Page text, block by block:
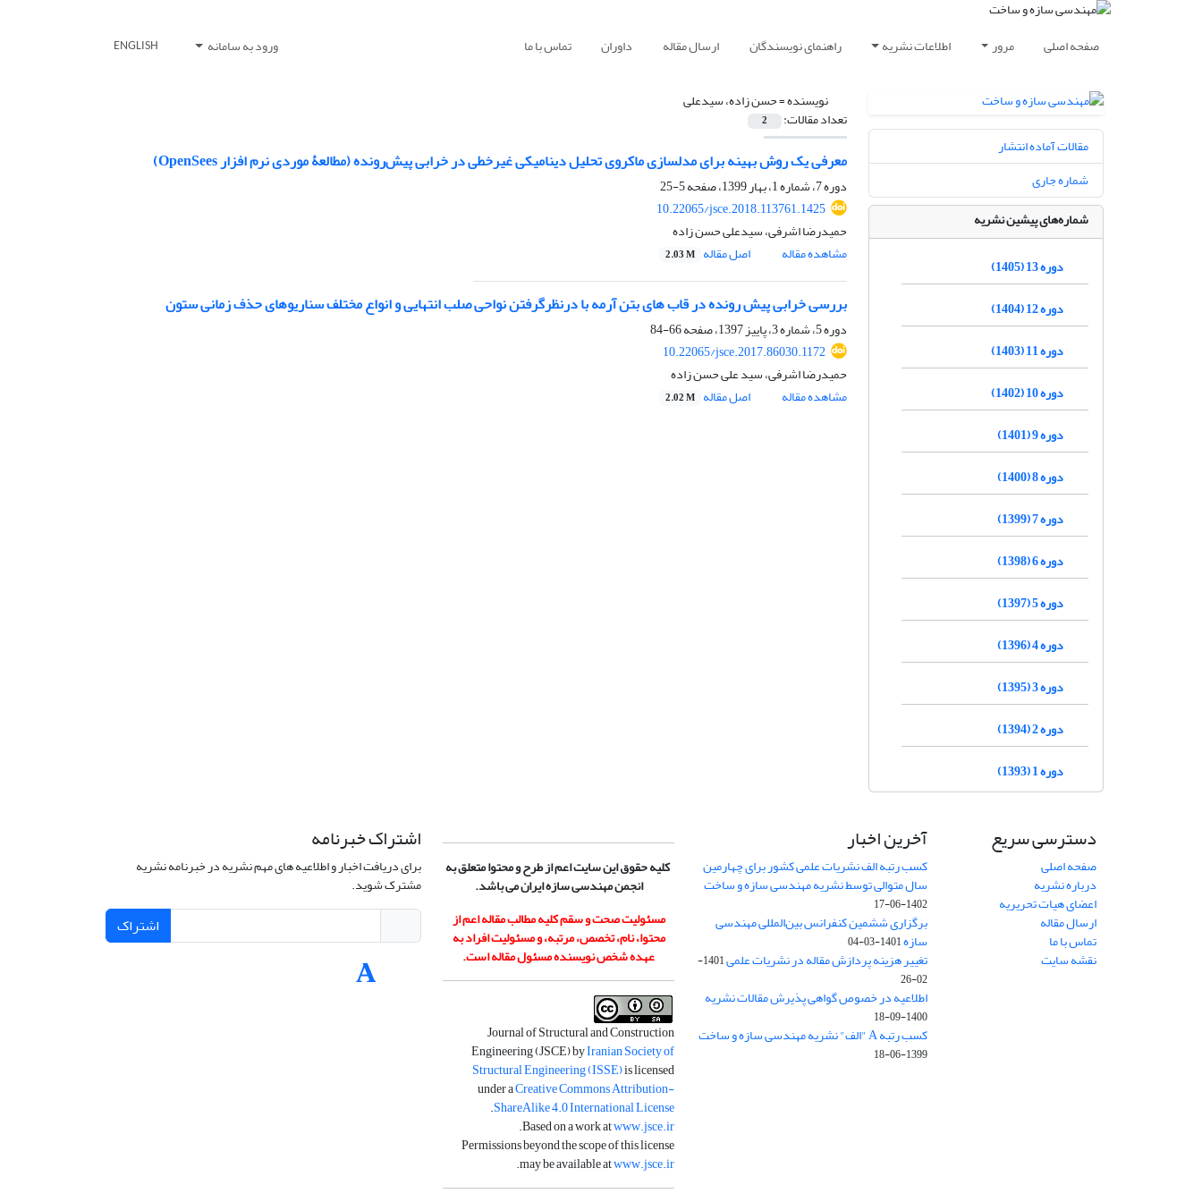
صفحه اصلی مرور اطلاعات نشریه راهنمای نویسندگان ارسال مقاله داوران تماس با ما ورود به سامانه ENGLISH
نویسنده =حسن زاده، سیدعلی
تعداد مقالات: 2
معرفی یک روش بهینه برای مدلسازی ماکروی تحلیل دینامیکی غیرخطی در خرابی پیش‌رونده (مطالعۀ موردی نرم افزار OpenSees)
دوره 7، شماره 1، بهار 1399، صفحه
5-25
10.22065/jsce.2018.113761.1425
حمیدرضا اشرفی، سیدعلی حسن زاده
مشاهده مقاله
اصل مقاله 2.03 M
بررسی خرابی پیش رونده در قاب های بتن آرمه با درنظرگرفتن نواحی صلب انتهایی و انواع مختلف سناریوهای حذف زمانی ستون
دوره 5، شماره 3، پاییز 1397، صفحه
66-84
10.22065/jsce.2017.86030.1172
حمیدرضا اشرفی، سید علی حسن زاده
مشاهده مقاله
اصل مقاله 2.02 M
مقالات آماده انتشار
شماره جاری
شماره‌های پیشین نشریه
دوره 13 (1405)
دوره 12 (1404)
دوره 11 (1403)
دوره 10 (1402)
دوره 9 (1401)
دوره 8 (1400)
دوره 7 (1399)
دوره 6 (1398)
دوره 5 (1397)
دوره 4 (1396)
دوره 3 (1395)
دوره 2 (1394)
دوره 1 (1393)
دسترسی سریع
صفحه اصلی
درباره نشریه
اعضای هیات تحریریه
ارسال مقاله
تماس با ما
نقشه سایت
آخرین اخبار
کسب رتبه الف نشریات علمی کشور برای چهارمین
سال متوالی توسط نشریه مهندسی سازه و ساخت
1402-06-17
برگزاری ششمین کنفرانس بین‌المللی مهندسی
سازه1401-03-04
تغییر هزینه پردازش مقاله در نشریات علمی
1401-
02-26
اطلاعیه در خصوص گواهی پذیرش مقالات نشریه
1400-09-18
کسب رتبه A "الف" نشریه مهندسی سازه و ساخت
1399-06-18
کلیه حقوق این سایت اعم از طرح و محتوا متعلق به
انجمن مهندسی سازه ایران می باشد.
مسئولیت صحت و سقم کلیه مطالب مقاله اعم از
محتوا، نام، تخصص، مرتبه، و مسئولیت افراد به
عهده شخص نویسنده مسئول مقاله است.
Journal of Structural and Construction
Engineering (JSCE) byIranian Society of
Structural Engineering (ISSE)is licensed
under aCreative Commons Attribution-
ShareAlike 4.0 International License
.
Based on a work atwww.jsce.ir
.
Permissions beyond the scope of this license
may be available atwww.jsce.ir
.
اشتراک خبرنامه
برای دریافت اخبار و اطلاعیه های مهم نشریه در خبرنامه نشریه
مشترک شوید.
اشتراک